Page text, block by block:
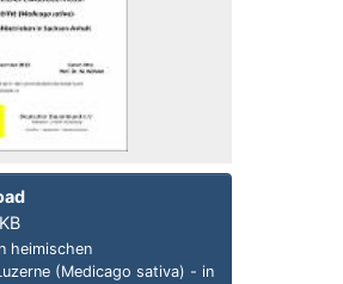
heimischen
(Medicago sativa) - in